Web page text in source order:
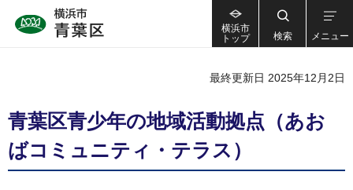
横浜市
トップ
検索 メニュー
最終更新日 2025年12月2日
青葉区青少年の地域活動拠点（あお
ばコミュニティ・テラス）